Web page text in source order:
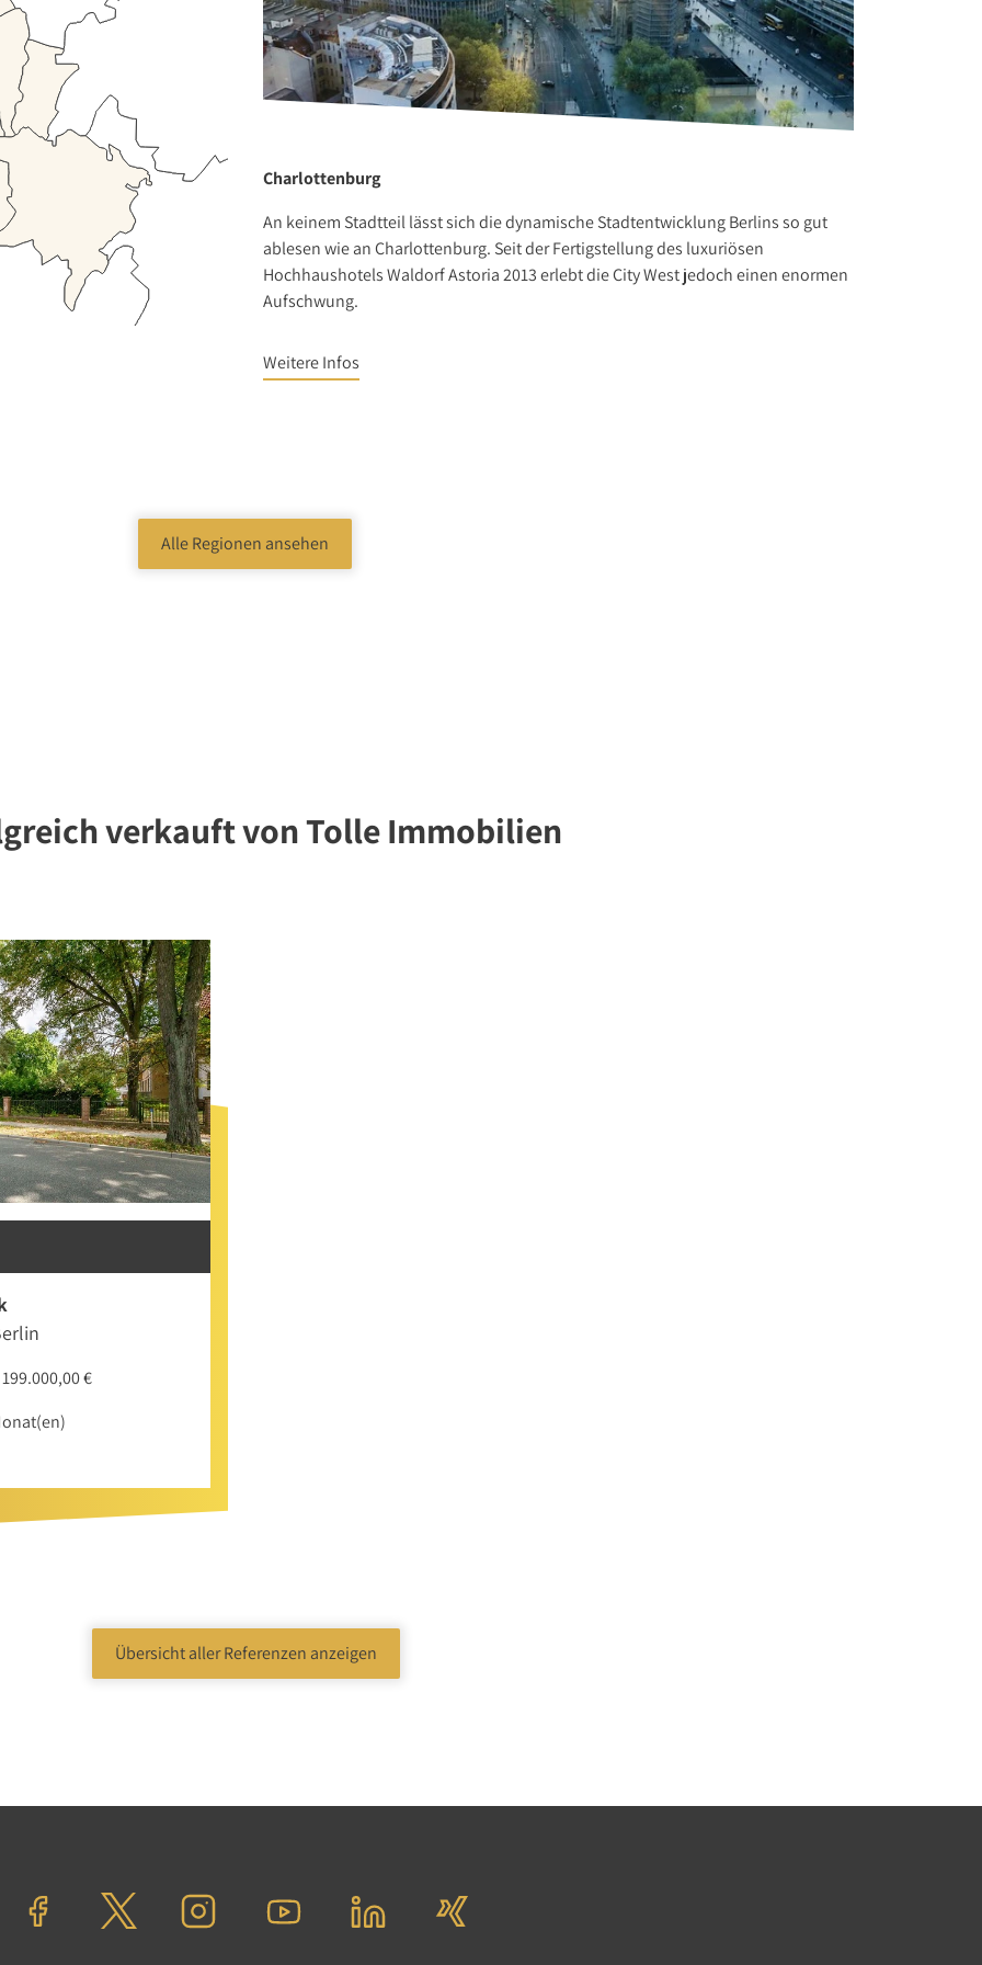
Charlottenburg
An keinem Stadtteil lässt sich die dynamische Stadtentwicklung Berlins so gut
ablesen wie an Charlottenburg. Seit der Fertigstellung des luxuriösen
Hochhaushotels Waldorf Astoria 2013 erlebt die City West jedoch einen enormen
Aufschwung.
Weitere Infos
Alle Regionen ansehen
verkauft von Tolle Immobilien
€
Übersicht aller Referenzen anzeigen